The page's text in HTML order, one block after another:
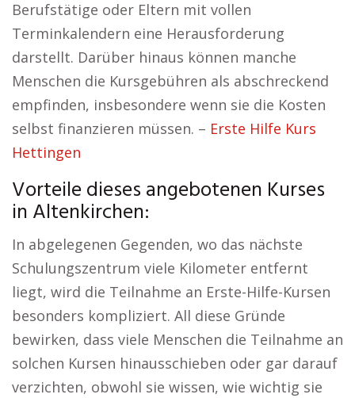
Berufstätige oder Eltern mit vollen
Terminkalendern eine Herausforderung
darstellt. Darüber hinaus können manche
Menschen die Kursgebühren als abschreckend
empfinden, insbesondere wenn sie die Kosten
selbst finanzieren müssen. – Erste Hilfe Kurs
Hettingen
Vorteile dieses angebotenen Kurses
in Altenkirchen:
In abgelegenen Gegenden, wo das nächste
Schulungszentrum viele Kilometer entfernt
liegt, wird die Teilnahme an Erste-Hilfe-Kursen
besonders kompliziert. All diese Gründe
bewirken, dass viele Menschen die Teilnahme an
solchen Kursen hinausschieben oder gar darauf
verzichten, obwohl sie wissen, wie wichtig sie